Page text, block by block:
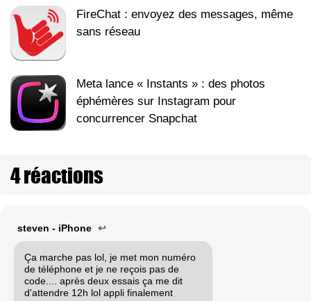
FireChat : envoyez des messages, même
sans réseau
Meta lance « Instants » : des photos
éphémères sur Instagram pour
concurrencer Snapchat
4 réactions
steven - iPhone ↩
Ça marche pas lol, je met mon numéro
de téléphone et je ne reçois pas de
code.... après deux essais ça me dit
d'attendre 12h lol appli finalement